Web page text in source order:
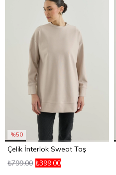
%50
Çelik İnterlok Sweat Taş
₺399,00
₺799,00